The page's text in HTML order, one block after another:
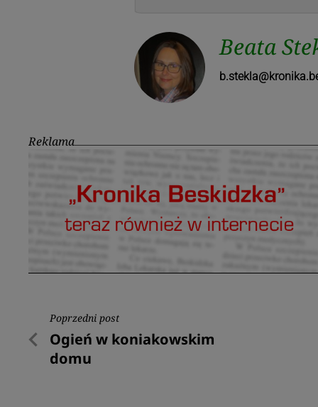
Beata
Reklama
Nawigacja
wpisu
Poprzedni post
Poprzedni
post
Ogień w koniakowskim
domu